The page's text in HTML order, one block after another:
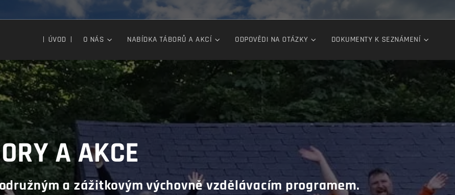
ÚVOD O NÁS NABÍDKA TÁBORŮ A AKCÍ ODPOVĚDI NA OTÁZKY DOKUMENTY K SEZNÁMENÍ
A AKCE
azážitkovým výchovně vzdělávacím programem.